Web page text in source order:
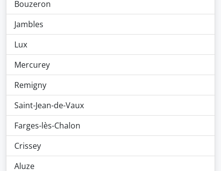
Bouzeron
Jambles
Lux
Mercurey
Remigny
Saint-Jean-de-Vaux
Farges-lès-Chalon
Crissey
Aluze